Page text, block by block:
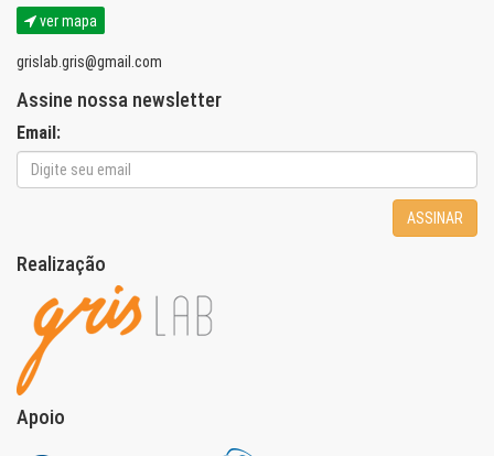
ver mapa
grislab.gris@gmail.com
Assine nossa newsletter
Email:
ASSINAR
Realização
Apoio